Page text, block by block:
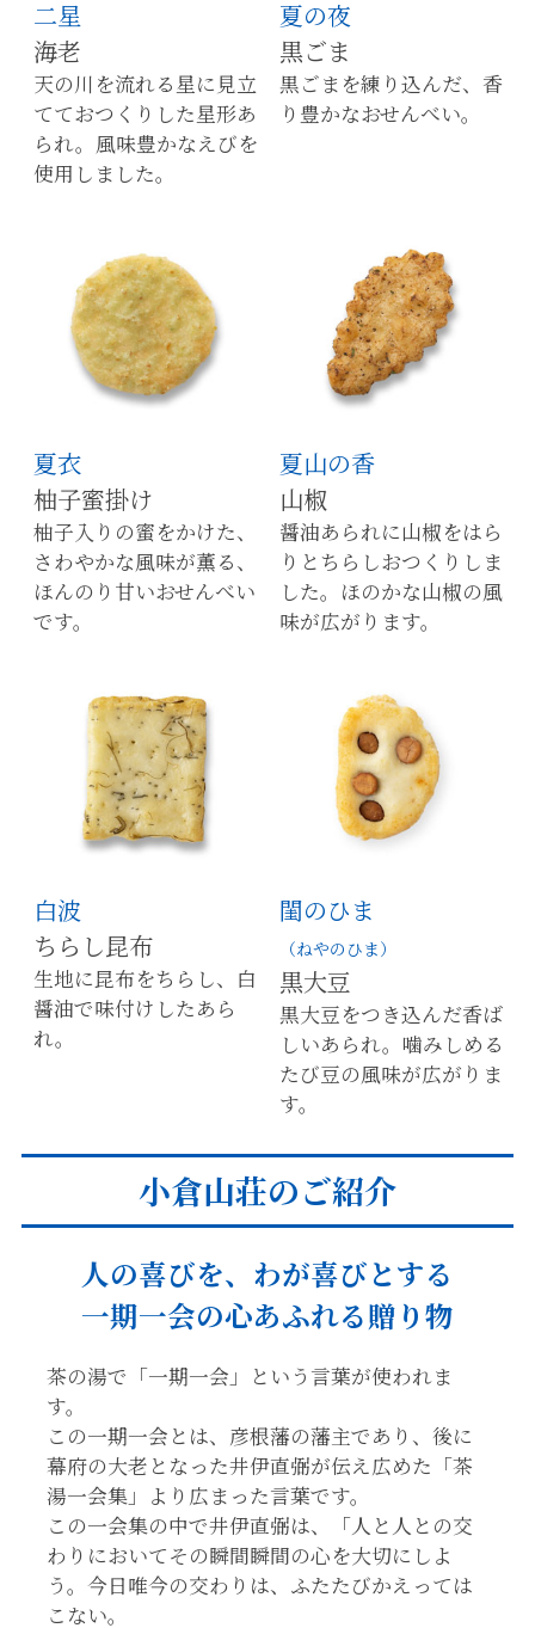
二星
海老
天の川を流れる星に見立
てておつくりした星形あ
られ。風味豊かなえびを
使用しました。
夏の夜
黒ごま
黒ごまを練り込んだ、香
り豊かなおせんべい。
夏衣
柚子蜜掛け
柚子入りの蜜をかけた、
さわやかな風味が薫る、
ほんのり甘いおせんべい
です。
夏山の香
山椒
醤油あられに山椒をはら
りとちらしおつくりしま
した。ほのかな山椒の風
味が広がります。
白波
ちらし昆布
生地に昆布をちらし、白
醤油で味付けしたあら
れ。
閨のひま
（ねやのひま）
黒大豆
黒大豆をつき込んだ香ば
しいあられ。噛みしめる
たび豆の風味が広がりま
す。
小倉山荘のご紹介
人の喜びを、わが喜びとする
一期一会の心あふれる贈り物
茶の湯で「一期一会」という言葉が使われま
す。
この一期一会とは、彦根藩の藩主であり、後に
幕府の大老となった井伊直弼が伝え広めた「茶
湯一会集」より広まった言葉です。
この一会集の中で井伊直弼は、「人と人との交
わりにおいてその瞬間瞬間の心を大切にしよ
う。今日唯今の交わりは、ふたたびかえっては
こない。